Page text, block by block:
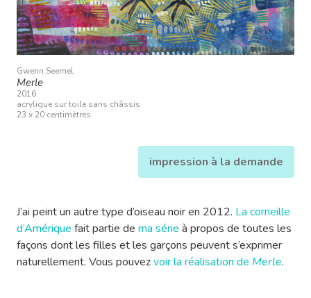
Gwenn Seemel
Merle
2016
acrylique sur toile sans châssis
23 x 20 centimètres
impression à la demande
J’ai peint un autre type d’oiseau noir en 2012. La corneille
d’Amérique fait partie de ma série à propos de toutes les
façons dont les filles et les garçons peuvent s’exprimer
naturellement. Vous pouvezvoir la réalisation de Merle.